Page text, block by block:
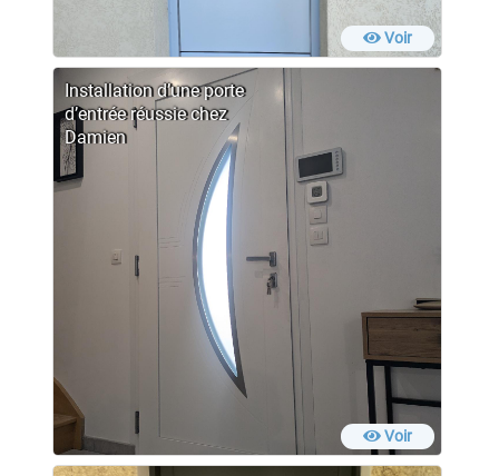
Voir
Installation d’une porte
d’entrée réussie chez
Damien
Voir